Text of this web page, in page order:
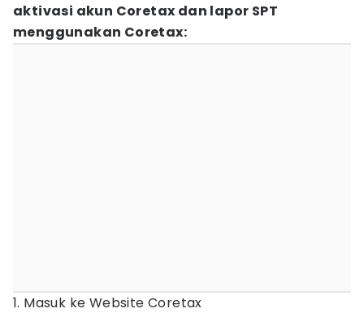
aktivasi akun Coretax dan lapor SPT
menggunakan Coretax:
1. Masuk ke Website Coretax